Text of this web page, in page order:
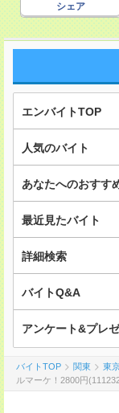
シェア
エンバイトTOP
人気のバイト
あなたへのおすす
最近見たバイト
詳細検索
バイトQ&A
アンケート&プレ
バイトTOP 関東 東
ルマーケ！2800円